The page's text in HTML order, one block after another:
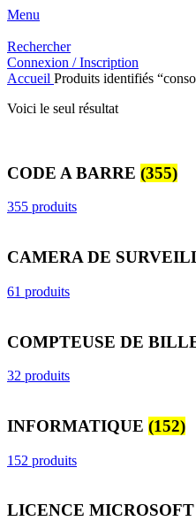
Menu
Rechercher
Connexion / Inscription
Accueil Produits identifiés
Voici le seul résultat
CODE A BARRE (355)
355 produits
CAMERA DE
61 produits
COMPTEUSE DE
32 produits
INFORMATIQUE (152)
152 produits
LICENCE MICROSOFT